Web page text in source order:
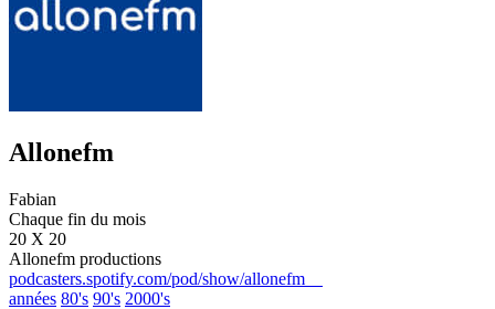
Allonefm
Fabian
Chaque fin du mois
20 X 20
Allonefm productions
podcasters.spotify.com/pod/show/allonefm
années 80's 90's 2000's